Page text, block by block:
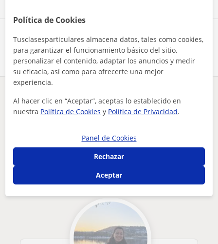
Comparte a este profesor
¿Hay algún error en este perfil?Cuéntanos
Otros profesores de Inglés en Tàrrega
que pueden interesarte
Política de Cookies
Tusclasesparticulares almacena datos, tales como cookies,
para garantizar el funcionamiento básico del sitio,
personalizar el contenido, adaptar los anuncios y medir
su eficacia, así como para ofrecerte una mejor
experiencia.
Al hacer clic en “Aceptar”, aceptas lo establecido en
nuestra Política de Cookies y Política de Privacidad.
Panel de Cookies
Rechazar
Aceptar